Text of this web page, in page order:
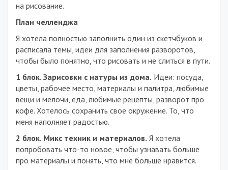
на рисование.
План челленджа
Я хотела полностью заполнить один из скетчбуков и
расписала темы, идеи для заполнения разворотов,
чтобы было понятно, что рисовать и не слиться в пути.
1 блок. Зарисовки с натуры из дома. Идеи: посуда,
цветы, рабочее место, материалы и палитра, любимые
вещи и мелочи, еда, любимые рецепты, разворот про
кофе. Хотелось сохранить свое окружение. То, что
меня наполняет радостью.
2 блок. Микс техник и материалов. Я хотела
попробовать что-то новое, чтобы узнавать больше
про материалы и понять, что мне больше нравится.